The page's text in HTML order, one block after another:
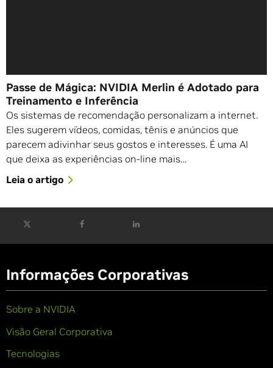
Passe de Mágica: NVIDIA Merlin é Adotado para
Treinamento e Inferência
Os sistemas de recomendação personalizam a internet.
Eles sugerem vídeos, comidas, tênis e anúncios que
parecem adivinhar seus gostos e interesses. É uma AI
que deixa as experiências on-line mais…
Leia o artigo
Informações Corporativas
Sobre a NVIDIA
Visão Geral Corporativa
Tecnologias